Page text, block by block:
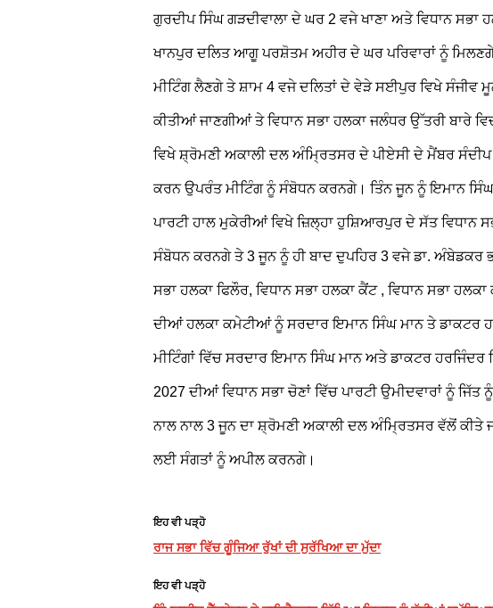
ਗੁਰਦੀਪ ਸਿੰਘ ਗੜਦੀਵਾਲਾ ਦੇ ਘਰ 2 ਵਜੇ ਖਾਣਾ ਅਤੇ ਵਿਧਾਨ ਸਭਾ
ਖਾਨਪੁਰ ਦਲਿਤ ਆਗੂ ਪਰਸ਼ੋਤਮ ਅਹੀਰ ਦੇ ਘਰ ਪਰਿਵਾਰਾਂ ਨੂੰ ਮਿਲਣਗੇ
ਮੀਟਿੰਗ ਲੈਣਗੇ ਤੇ ਸ਼ਾਮ 4 ਵਜੇ ਦਲਿਤਾਂ ਦੇ ਵੇੜੇ ਸਈਪੁਰ ਵਿਖੇ ਸੰਜੀਵ
ਕੀਤੀਆਂ ਜਾਣਗੀਆਂ ਤੇ ਵਿਧਾਨ ਸਭਾ ਹਲਕਾ ਜਲੰਧਰ ਉੱਤਰੀ ਬਾਰੇ
ਵਿਖੇ ਸ਼੍ਰੋਮਣੀ ਅਕਾਲੀ ਦਲ ਅੰਮ੍ਰਿਤਸਰ ਦੇ ਪੀਏਸੀ ਦੇ ਮੈਂਬਰ ਸੰਦੀਪ
ਕਰਨ ਉਪਰੰਤ ਮੀਟਿੰਗ ਨੂੰ ਸੰਬੋਧਨ ਕਰਨਗੇ। ਤਿੰਨ ਜੂਨ ਨੂੰ ਇਮਾਨ
ਪਾਰਟੀ ਹਾਲ ਮੁਕੇਰੀਆਂ ਵਿਖੇ ਜ਼ਿਲ੍ਹਾ ਹੁਸ਼ਿਆਰਪੁਰ ਦੇ ਸੱਤ ਵਿਧਾਨ
ਸੰਬੋਧਨ ਕਰਨਗੇ ਤੇ 3 ਜੂਨ ਨੂੰ ਹੀ ਬਾਦ ਦੁਪਹਿਰ 3 ਵਜੇ ਡਾ. ਅੰਬੇਡਕਰ
ਸਭਾ ਹਲਕਾ ਫਿਲੌਰ, ਵਿਧਾਨ ਸਭਾ ਹਲਕਾ ਕੈਂਟ , ਵਿਧਾਨ ਸਭਾ
ਦੀਆਂ ਹਲਕਾ ਕਮੇਟੀਆਂ ਨੂੰ ਸਰਦਾਰ ਇਮਾਨ ਸਿੰਘ ਮਾਨ ਤੇ ਡਾਕਟਰ
ਮੀਟਿੰਗਾਂ ਵਿੱਚ ਸਰਦਾਰ ਇਮਾਨ ਸਿੰਘ ਮਾਨ ਅਤੇ ਡਾਕਟਰ
2027 ਦੀਆਂ ਵਿਧਾਨ ਸਭਾ ਚੋਣਾਂ ਵਿੱਚ ਪਾਰਟੀ ਉਮੀਦਵਾਰਾਂ ਨੂੰ
ਨਾਲ ਨਾਲ 3 ਜੂਨ ਦਾ ਸ਼੍ਰੋਮਣੀ ਅਕਾਲੀ ਦਲ ਅੰਮ੍ਰਿਤਸਰ ਵੱਲੋਂ
ਲਈ ਸੰਗਤਾਂ ਨੂੰ ਅਪੀਲ ਕਰਨਗੇ।
ਇਹ ਵੀ ਪੜ੍ਹੋ
ਰਾਜ ਸਭਾ ਵਿੱਚ ਗੂੰਜਿਆ ਰੁੱਖਾਂ ਦੀ ਸੁਰੱਖਿਆ ਦਾ ਮੁੱਦਾ
ਇਹ ਵੀ ਪੜ੍ਹੋ